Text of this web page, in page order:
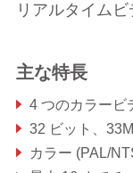
リアルタイム
主な特長
4 つのカラービ
32 ビット、
カラー (PAL/